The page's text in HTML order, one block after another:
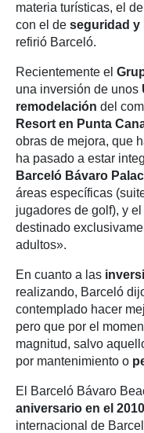
materia turísticas, el
con el de seguridad y
refirió Barceló.
Recientemente el
una inversión de unos
remodelación del
Resort en Punta
obras de mejora, que
ha pasado a estar
Barceló Bávaro
áreas específicas
jugadores de golf), y el
destinado
adultos».
En cuanto a las
realizando, Barceló
contemplado hacer
pero que por el
magnitud, salvo
por mantenimiento o
El Barceló Bávaro
aniversario en el 2010
internacional de